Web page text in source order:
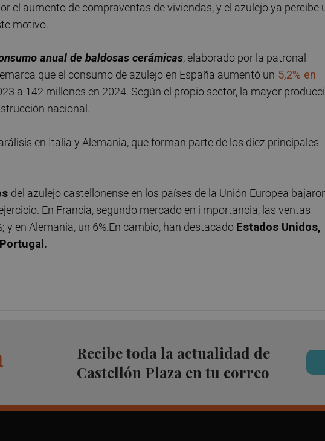
el aumento de compraventas de viviendas, y el azulejo ya percibe
motivo.
anual de baldosas cerámicas, elaborado por la patronal
que el consumo de azulejo en España aumentó un 5,2% en
a 142 millones en 2024. Según el propio sector, la mayor
nacional.
en Italia y Alemania, que forman parte de los diez principales
del azulejo castellonense en los países de la Unión Europea
En Francia, segundo mercado en i mportancia, las ventas
y en Alemania, un 6%.En cambio, han destacado Estados Unidos,
Recibe toda la actualidad de
Castellón Plaza en tu correo